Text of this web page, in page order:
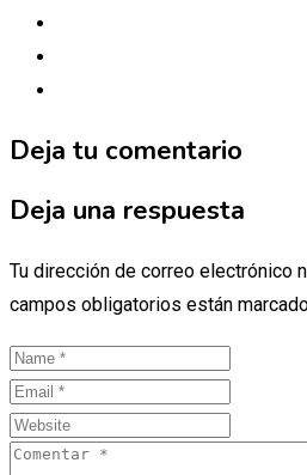
Deja tu comentario
Deja una respuesta
Tu dirección de correo electrónico
campos obligatorios están